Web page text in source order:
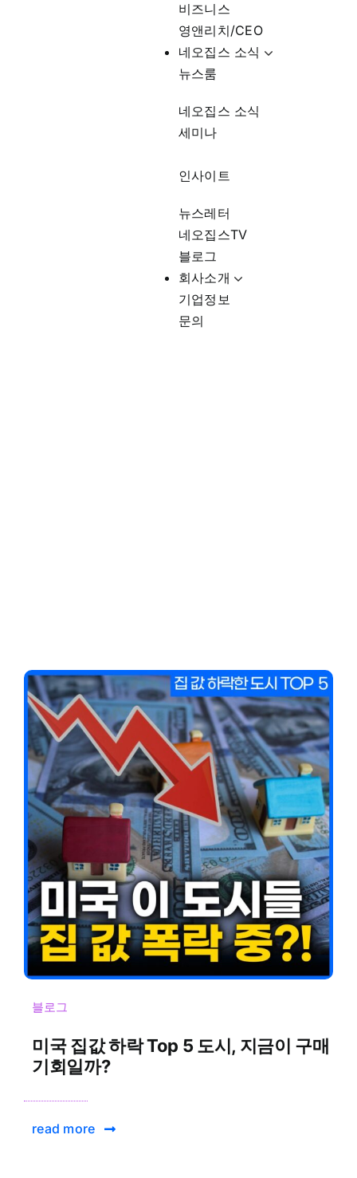
비즈니스
영앤리치/CEO
네오집스 소식
뉴스룸
네오집스 소식
세미나
인사이트
뉴스레터
네오집스TV
블로그
회사소개
기업정보
문의
블로그
미국 집값 하락 Top 5 도시, 지금이 구매
기회일까?
read more